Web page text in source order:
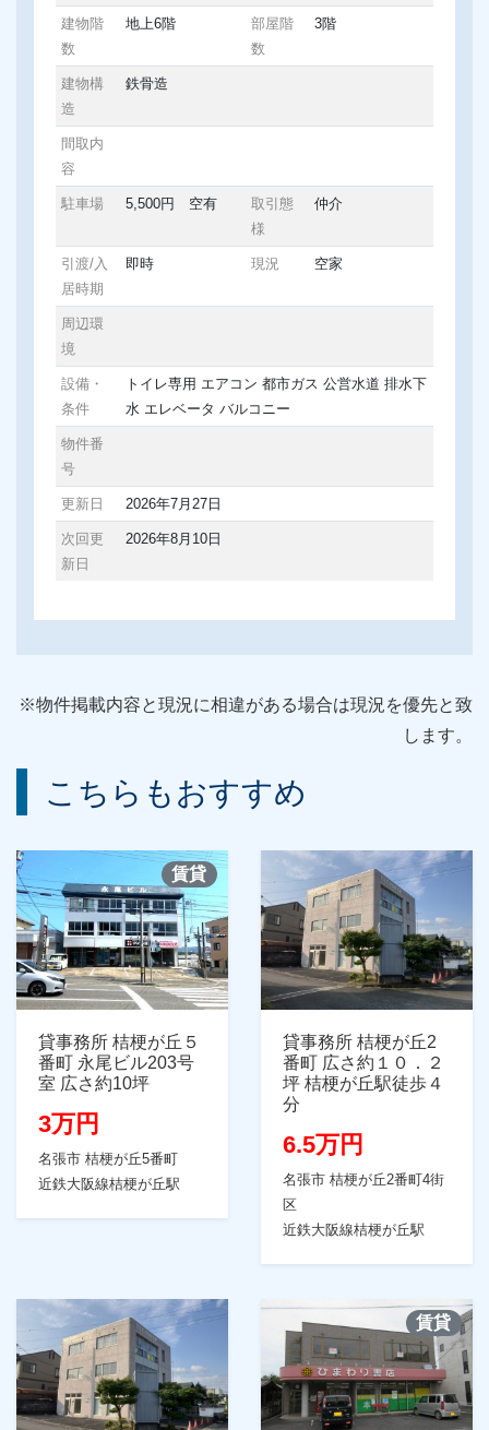
建物階
数
地上6階
部屋階
数
3階
建物構
造
鉄骨造
間取内
容
駐車場 5,500円 空有
取引態
様
仲介
引渡/入
居時期
即時 現況 空家
周辺環
境
設備・
条件
トイレ専用 エアコン 都市ガス 公営水道 排水下
水 エレベータ バルコニー
物件番
号
更新日 2026年7月27日
次回更
新日
2026年8月10日
※物件掲載内容と現況に相違がある場合は現況を優先と致
します。
こちらもおすすめ
賃貸
貸事務所 桔梗が丘５
番町 永尾ビル203号
室 広さ約10坪
3万円
名張市 桔梗が丘5番町
近鉄大阪線桔梗が丘駅
貸事務所 桔梗が丘2
番町 広さ約１０．２
坪 桔梗が丘駅徒歩４
分
6.5万円
名張市 桔梗が丘2番町4街
区
近鉄大阪線桔梗が丘駅
賃貸